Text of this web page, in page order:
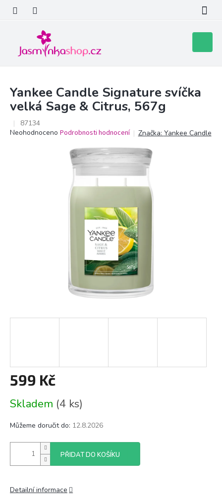
obsah
košík
Yankee Candle Signature svíčka
velká Sage & Citrus, 567g
87134
Průměrné
Neohodnoceno Podrobnosti hodnocení Značka: Yankee Candle
599 Kč
cena:
Skladem (4 ks)
Můžeme doručit do: 12.8.2026
PŘIDAT DO KOŠÍKU
Detailní informace